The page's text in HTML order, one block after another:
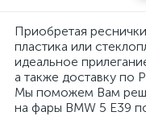
Приобретая
пластика или
идеальное
а также доставку по
Мы поможем Вам
на фары BMW 5 E39